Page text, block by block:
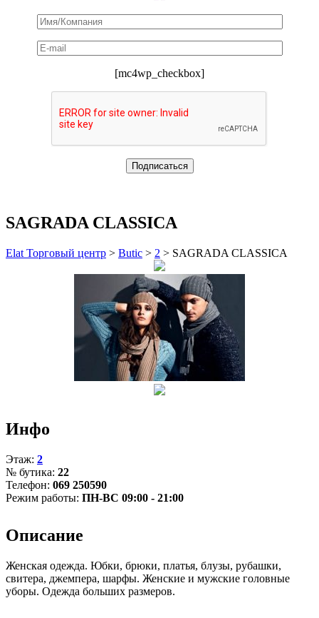
[mc4wp_checkbox]
SAGRADA CLASSICA
Elat Торговый центр > Butic > 2 > SAGRADA CLASSICA
Инфо
Этаж: 2
№ бутика: 22
Телефон: 069 250590
Режим работы: ПН-ВС 09:00 - 21:00
Описание
Женская одежда. Юбки, брюки, платья, блузы, рубашки,
свитера, джемпера, шарфы. Женские и мужские головные
уборы. Одежда больших размеров.